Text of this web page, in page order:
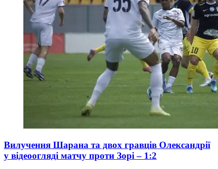
Вилучення Шарана та двох гравців Олександрії
у відеоогляді матчу проти Зорі – 1:2